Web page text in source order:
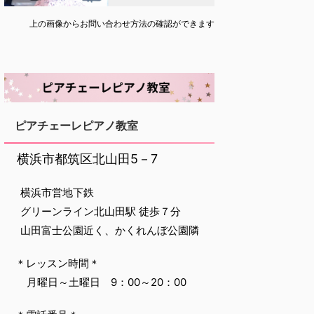
上の画像からお問い合わせ方法の確認ができます
ピアチェーレピアノ教室
‌ 横浜市都筑区北山田5－7
‌ 横浜市営地下鉄
‌ グリーンライン北山田駅 徒歩７分
‌ 山田富士公園近く、かくれんぼ公園隣
‌ ＊レッスン時間＊
‌ ‌ 月曜日～土曜日 9：00～20：00‌ ‌